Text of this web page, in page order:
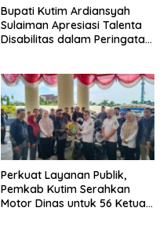
Bupati Kutim Ardiansyah
Sulaiman Apresiasi Talenta
Disabilitas dalam Peringatan
Perkuat Layanan Publik,
Pemkab Kutim Serahkan
Motor Dinas untuk 56 Ketua